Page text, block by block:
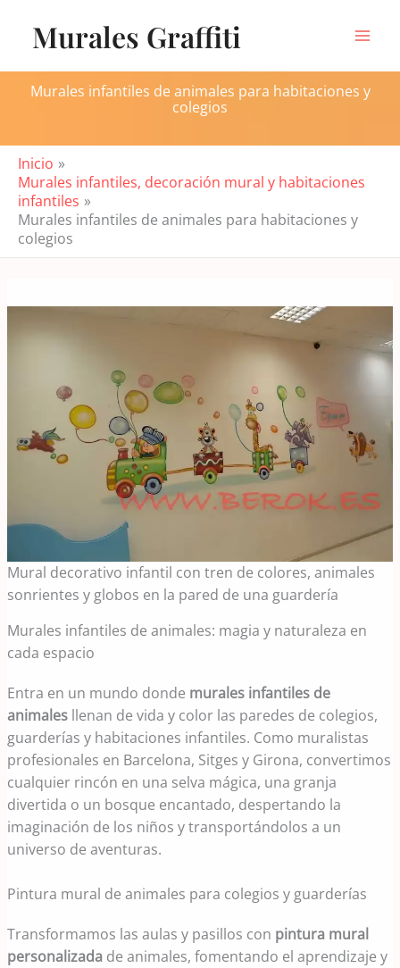
contenidoMurales Graffiti
Murales infantiles de animales para habitaciones y
colegios
Inicio
Murales infantiles, decoración mural y habitaciones
infantiles
Murales infantiles de animales para habitaciones y
colegios
Mural decorativo infantil con tren de colores, animales
sonrientes y globos en la pared de una guardería
Murales infantiles de animales: magia y naturaleza en
cada espacio
Entra en un mundo donde murales infantiles de
animales llenan de vida y color las paredes de colegios,
guarderías y habitaciones infantiles. Como muralistas
profesionales en Barcelona, Sitges y Girona, convertimos
cualquier rincón en una selva mágica, una granja
divertida o un bosque encantado, despertando la
imaginación de los niños y transportándolos a un
universo de aventuras.
Pintura mural de animales para colegios y guarderías
Transformamos las aulas y pasillos con pintura mural
personalizada de animales, fomentando el aprendizaje y